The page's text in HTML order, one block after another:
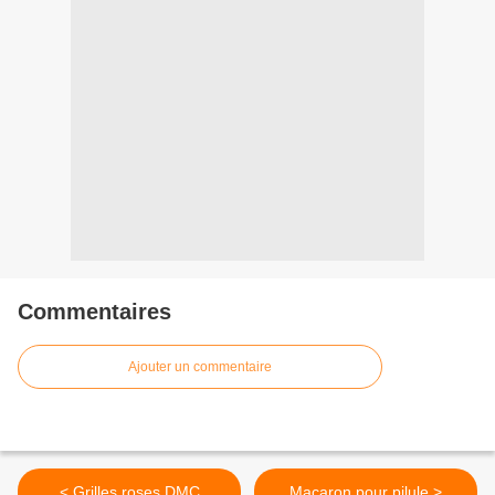
Commentaires
Ajouter un commentaire